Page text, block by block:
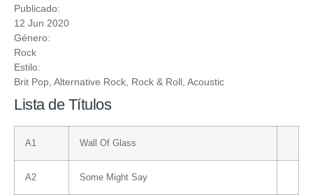
Publicado:
12 Jun 2020
Género:
Rock
Estilo:
Brit Pop Alternative Rock Rock & Roll Acoustic
Lista de Títulos
A1 Wall Of Glass
A2 Some Might Say